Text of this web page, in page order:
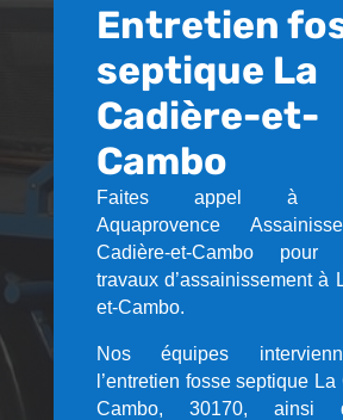
Entretien
septique La
Cadière-et-
Cambo
Faites appel à
Aquaprovence
Cadière-et-Cambo
travaux d’assainissement à
et-Cambo.
Nos équipes
l’entretien fosse septique
Cambo, 30170, ainsi